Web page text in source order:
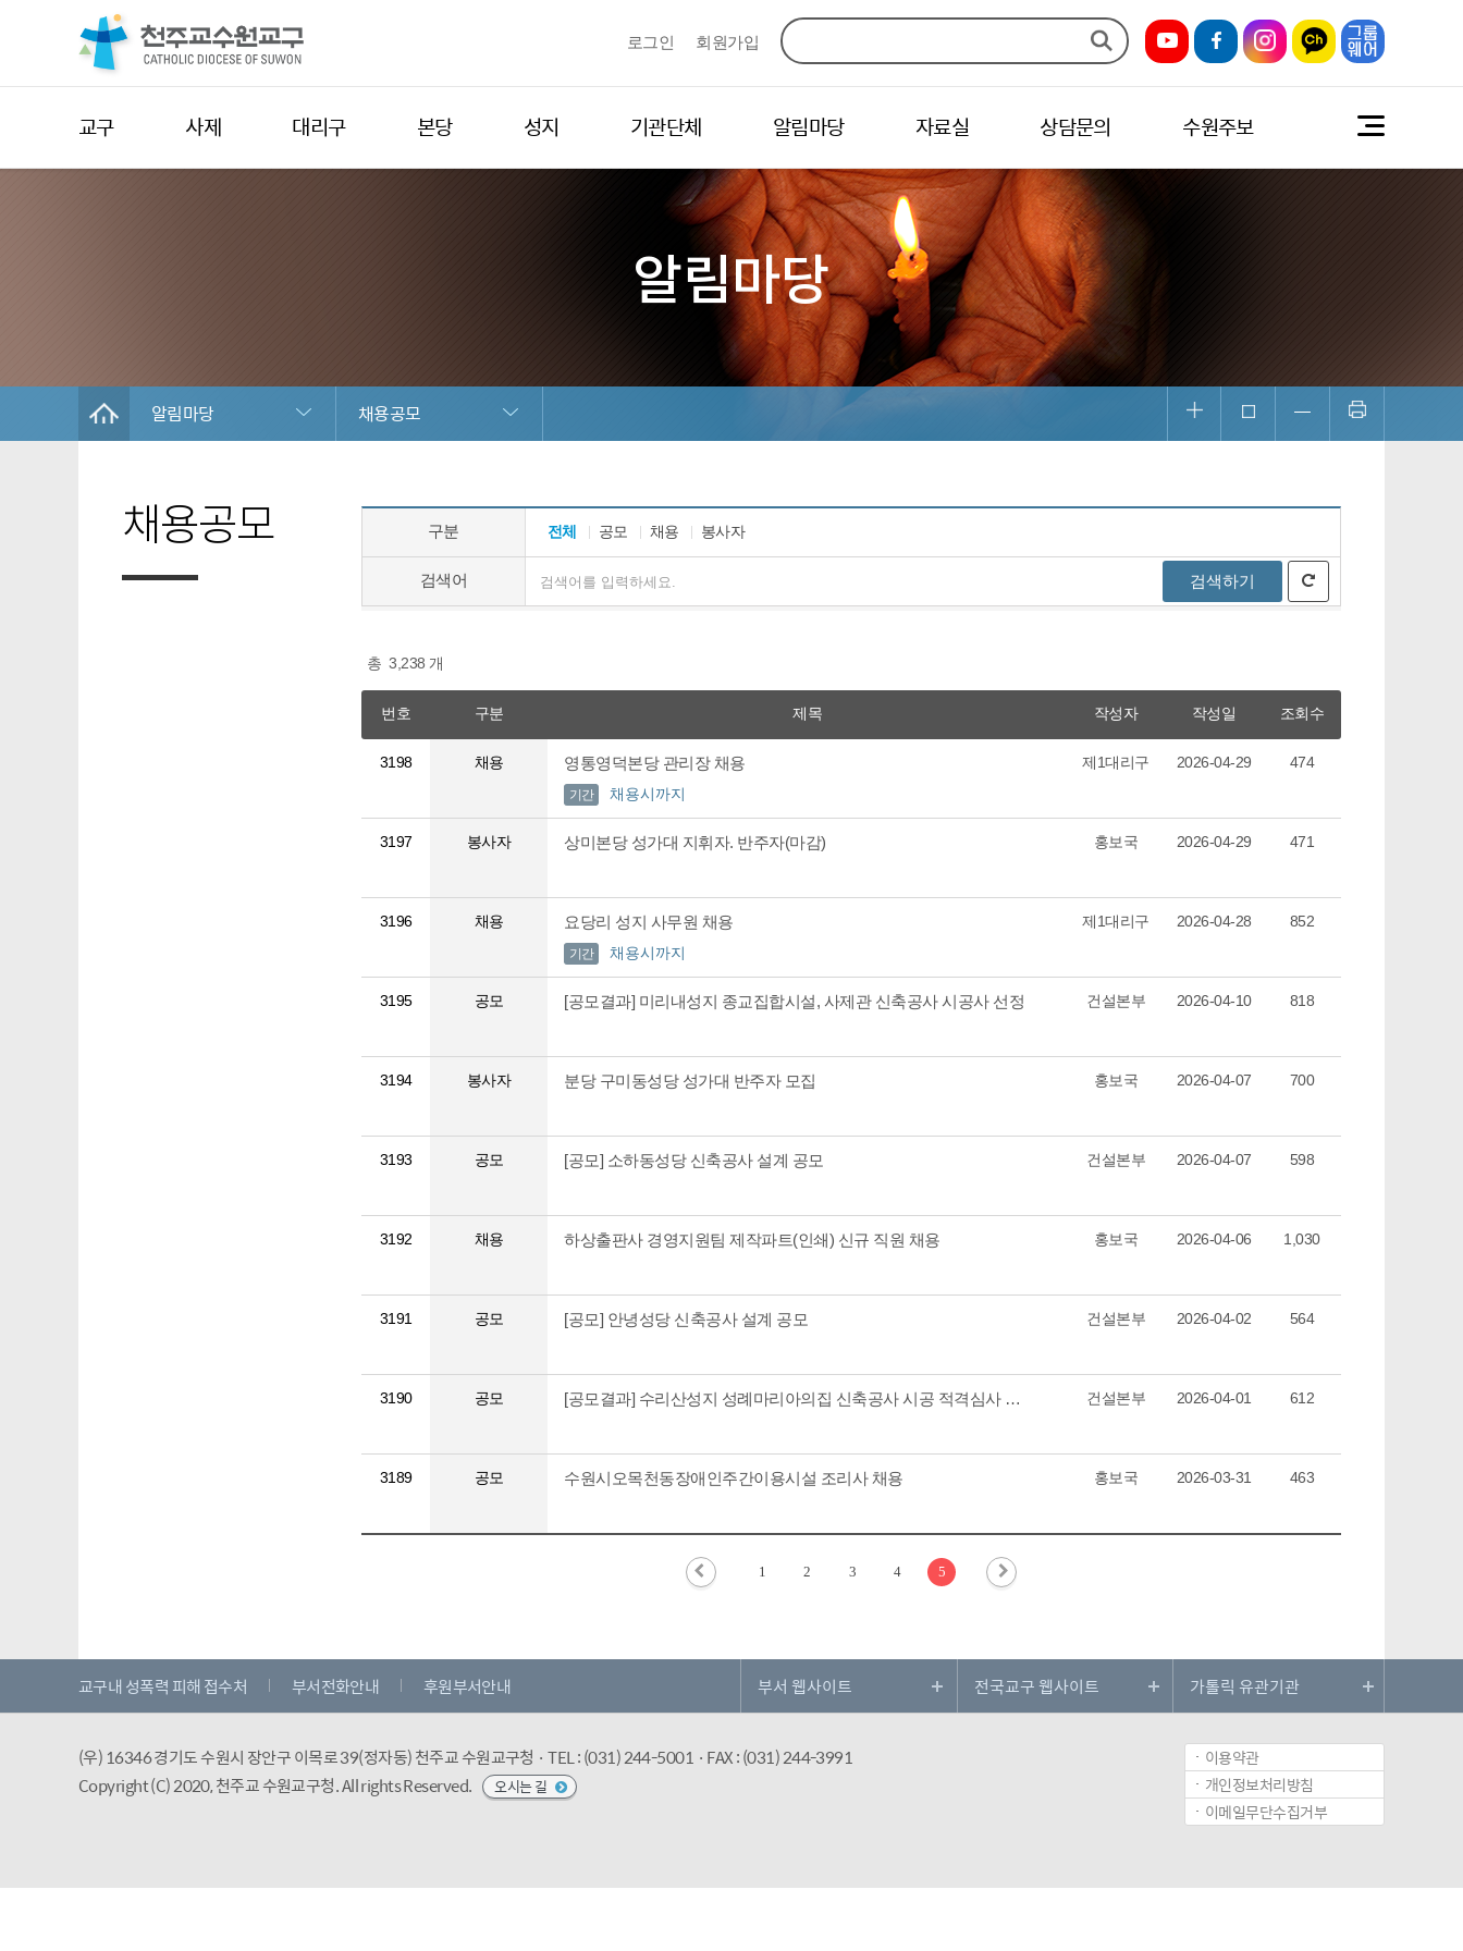
로그인 회원가입
교구 사제 대리구 본당 성지 기관단체 알림마당 자료실 상담문의 수원주보
알림마당
알림마당 채용공모
채용공모 구분 전체 공모 채용 봉사자
검색어 검색하기
총 3,238 개
번호 구분 제목 작성자 작성일 조회수
3198 채용 영통영덕본당 관리장 채용
기간 채용시까지
제1대리구 2026-04-29 474
3197 봉사자 상미본당 성가대 지휘자. 반주자(마감) 홍보국 2026-04-29 471
3196 채용 요당리 성지 사무원 채용
기간 채용시까지
제1대리구 2026-04-28 852
3195 공모 [공모결과] 미리내성지 종교집합시설, 사제관 신축공사 시공사 선정 건설본부 2026-04-10 818
3194 봉사자 분당 구미동성당 성가대 반주자 모집 홍보국 2026-04-07 700
3193 공모 [공모] 소하동성당 신축공사 설계 공모 건설본부 2026-04-07 598
3192 채용 하상출판사 경영지원팀 제작파트(인쇄) 신규 직원 채용 홍보국 2026-04-06 1,030
3191 공모 [공모] 안녕성당 신축공사 설계 공모 건설본부 2026-04-02 564
3190 공모 [공모결과] 수리산성지 성례마리아의집 신축공사 시공 적격심사 결과 발표 건설본부 2026-04-01 612
3189 공모 수원시오목천동장애인주간이용시설 조리사 채용 홍보국 2026-03-31 463
1 2 3 4 5
교구내 성폭력 피해 접수처 부서전화안내 후원부서안내
(우) 16346 경기도 수원시 장안구 이목로 39(정자동) 천주교 수원교구청 · TEL : (031) 244-5001 · FAX : (031) 244-3991
Copyright (C) 2020, 천주교 수원교구청.All rights Reserved. 오시는 길
이용약관
개인정보처리방침
이메일무단수집거부